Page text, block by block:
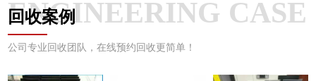
回收案例
ENGINEERING CASE
公司专业回收团队，在线预约回收更简单！